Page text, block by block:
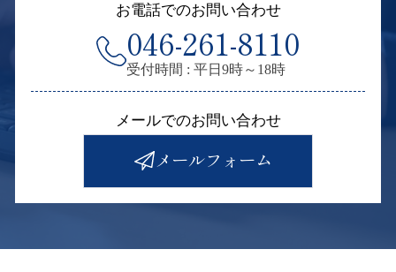
離婚による財産分与登記【¥49,500】
会社・法人に関する登記
当権抹消・住所氏名変更登記）
【無料相談登録】司法書士による無料相談に
お電話でのお問い合わせ
046-261-8110
受付時間 : 平日9時～18時
メールでのお問い合わせ
メールフォーム